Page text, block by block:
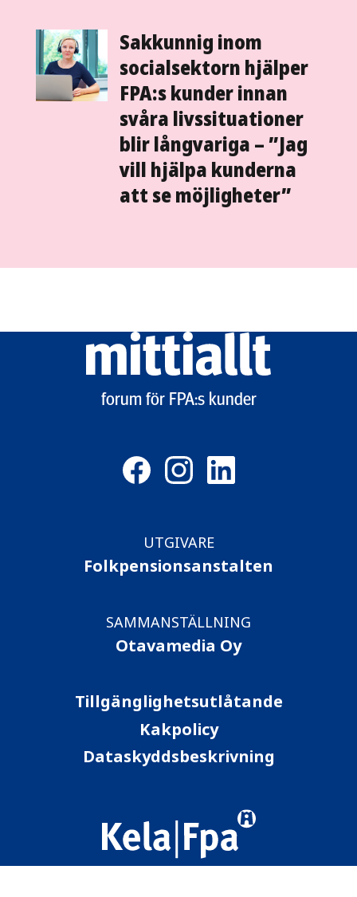
Sakkunnig inom
socialsektorn hjälper
FPA:s kunder innan
svåra livssituationer
blir långvariga – ”Jag
vill hjälpa kunderna
att se möjligheter”
Mittiallt
forum för FPA:s kunder
UTGIVARE
Folkpensionsanstalten
SAMMANSTÄLLNING
Otavamedia Oy
Tillgänglighetsutlåtande
Kakpolicy
Dataskyddsbeskrivning